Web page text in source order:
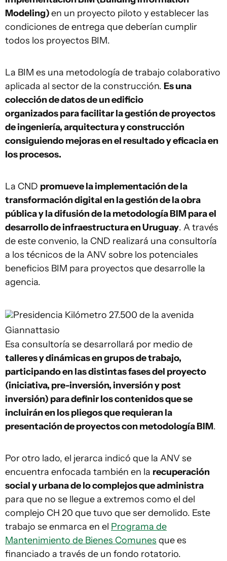
Modeling)en un proyecto piloto y establecer las
condiciones de entrega que deberían cumplir
todos los proyectos BIM.
La BIM es una metodología de trabajo colaborativo
aplicada al sector de la construcción. Es una
colección de datos de un edificio
organizados para facilitar la gestión de proyectos
de ingeniería, arquitectura y construcción
consiguiendo mejoras en el resultado y eficacia en
los procesos.
La CND promueve la implementación de la
transformación digital en la gestión de la obra
pública y la difusión de la metodología BIM para el
desarrollo de infraestructura en Uruguay. A través
de este convenio, la CND realizará una consultoría
a los técnicos de la ANV sobre los potenciales
beneficios BIM para proyectos que desarrolle la
agencia.
Presidencia Kilómetro 27.500 de la avenida
Giannattasio
Esa consultoría se desarrollará por medio de
talleres y dinámicas en grupos de trabajo,
participando en las distintas fases del proyecto
(iniciativa, pre-inversión, inversión y post
inversión) para definir los contenidos que se
incluirán en los pliegos que requieran la
presentación de proyectos con metodología BIM.
Por otro lado, el jerarca indicó que la ANV se
encuentra enfocada también en la recuperación
social y urbana de lo complejos que administra
para que no se llegue a extremos como el del
complejo CH 20 que tuvo que ser demolido. Este
trabajo se enmarca en el Programa de
Mantenimiento de Bienes Comunes que es
financiado a través de un fondo rotatorio.